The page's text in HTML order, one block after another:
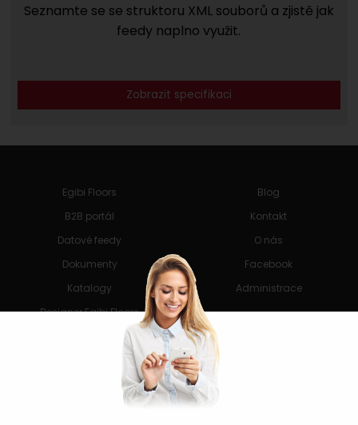
Seznamte se se struktoru XML souborů a zjistě jak
feedy naplno využit.
Zobrazit specifikaci
Egibi Floors
B2B portál
Datové feedy
Dokumenty
Katalogy
Designer Egibi Floors
Nastavení cookies
Blog
Kontakt
O nás
Facebook
Administrace
Mám zájem o spolupráci